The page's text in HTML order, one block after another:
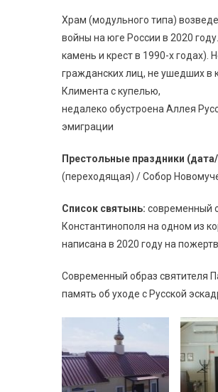
Храм (модульного типа)
войны на юге России в 2020
камень и крест в 1990-х годах).
гражданских лиц, не ушедших в
Климента с купелью,
недалеко обустроена Аллея
эмиграции
Престольные праздники
(переходящая) / Собор
Список святынь: современный
Константинополя на одном из
написана в 2020 году на
Современный образ святителя
память об уходе с Русской